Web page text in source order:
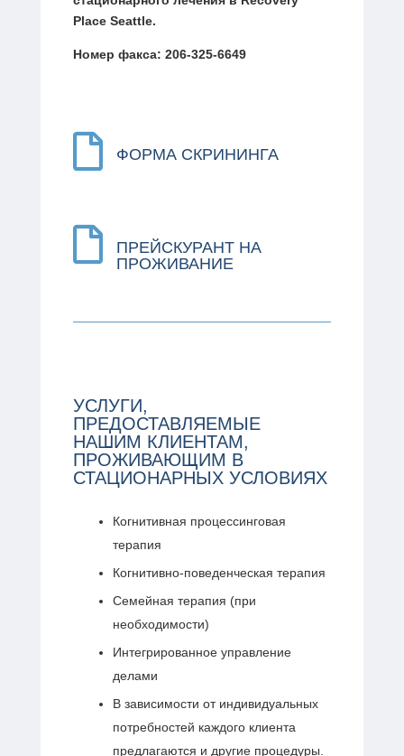
Place Seattle.
Номер факса: 206-325-6649
 ФОРМА СКРИНИНГА

ПРЕЙСКУРАНТ НА
ПРОЖИВАНИЕ
УСЛУГИ,
ПРЕДОСТАВЛЯЕМЫЕ
НАШИМ КЛИЕНТАМ,
ПРОЖИВАЮЩИМ В
СТАЦИОНАРНЫХ УСЛОВИЯХ
Когнитивная процессинговая
терапия
Когнитивно-поведенческая терапия
Семейная терапия (при
необходимости)
Интегрированное управление
делами
В зависимости от индивидуальных
потребностей каждого клиента
предлагаются и другие процедуры.